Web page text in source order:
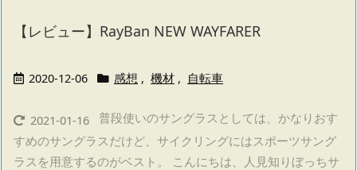
【レビュー】RayBan NEW WAYFARER
2020-12-06 感想 , 機材 , 自転車
2021-01-16 普段使いのサングラスとしては、かなりおす
すめのサングラスだけど、サイクリングにはスポーツサング
ラスを用意するのがベスト。 こんにちは、人見知りぼっちサ